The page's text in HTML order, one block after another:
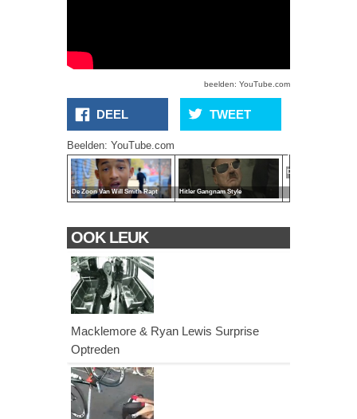
beelden: YouTube.com
DEEL TWEET
Beelden: YouTube.com
De Zoon Van Will Smith Rapt Hitler Gangnam Style
Wonderful
Days
OOK LEUK
Macklemore & Ryan Lewis Surprise
Optreden